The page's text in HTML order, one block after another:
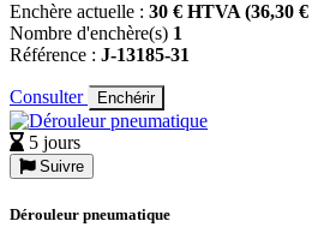
Enchère actuelle : 30 € HTVA (36,30
Nombre d'enchère(s) 1
Référence : J-13185-31
Consulter Enchérir
5 jours
Suivre
Dérouleur pneumatique